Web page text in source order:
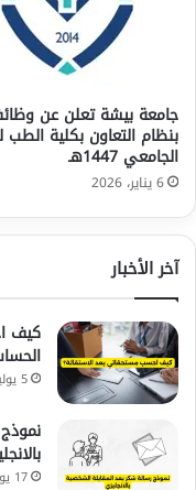
جامعة بيشة تعلن عن
بنظام التعاون بكلية الطب
الجامعي 1447هـ
6 يناير، 2026
آخر الأخبار
كيف
5 يوليو، 2026
17 يونيو، 2026